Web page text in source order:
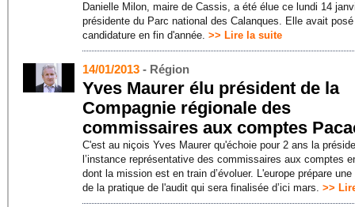
Danielle Milon, maire de Cassis, a été élue ce lundi 14
présidente du Parc national des Calanques. Elle avait
candidature en fin d'année. >> Lire la suite
14/01/2013 - Région
Yves Maurer élu président de la
Compagnie régionale des
commissaires aux comptes
C'est au niçois Yves Maurer qu'échoie pour 2 ans la
l’instance représentative des commissaires aux comptes
dont la mission est en train d’évoluer. L'europe prépare une
de la pratique de l'audit qui sera finalisée d’ici mars. >>